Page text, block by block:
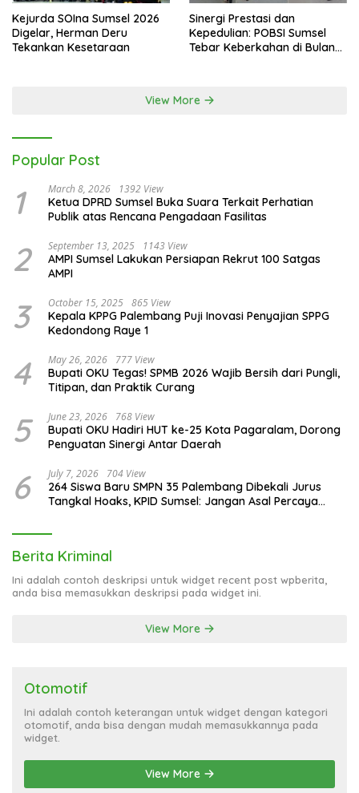
Kejurda SOIna Sumsel 2026
Digelar, Herman Deru
Tekankan Kesetaraan
Sinergi Prestasi dan
Kepedulian: POBSI Sumsel
Tebar Keberkahan di Bulan
View More
Popular Post
1 March 8, 2026 1392 View
Ketua DPRD Sumsel Buka Suara Terkait Perhatian
Publik atas Rencana Pengadaan Fasilitas
2 September 13, 2025 1143 View
AMPI Sumsel Lakukan Persiapan Rekrut 100 Satgas
AMPI
3 October 15, 2025 865 View
Kepala KPPG Palembang Puji Inovasi Penyajian SPPG
Kedondong Raye 1
4 May 26, 2026 777 View
Bupati OKU Tegas! SPMB 2026 Wajib Bersih dari Pungli,
Titipan, dan Praktik Curang
5 June 23, 2026 768 View
Bupati OKU Hadiri HUT ke-25 Kota Pagaralam, Dorong
Penguatan Sinergi Antar Daerah
6 July 7, 2026 704 View
264 Siswa Baru SMPN 35 Palembang Dibekali Jurus
Tangkal Hoaks, KPID Sumsel: Jangan Asal Percaya
Berita Kriminal
Ini adalah contoh deskripsi untuk widget recent post wpberita,
anda bisa memasukkan deskripsi pada widget ini.
View More
Otomotif
Ini adalah contoh keterangan untuk widget dengan kategori
otomotif, anda bisa dengan mudah memasukkannya pada
widget.
View More